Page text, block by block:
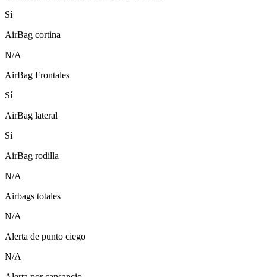
Sí
AirBag cortina
N/A
AirBag Frontales
Sí
AirBag lateral
Sí
AirBag rodilla
N/A
Airbags totales
N/A
Alerta de punto ciego
N/A